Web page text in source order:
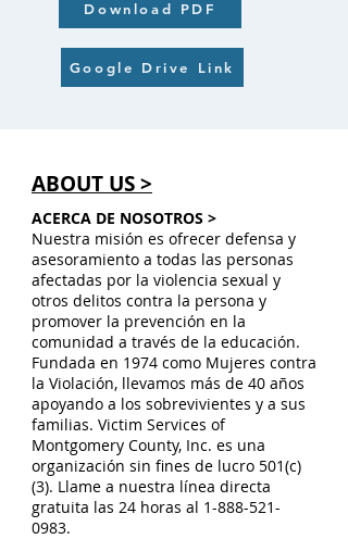
Download PDF
Google Drive Link
ABOUT US >
ACERCA DE NOSOTROS >
Nuestra misión es ofrecer defensa y
asesoramiento a todas las personas
afectadas por la violencia sexual y
otros delitos contra la persona y
promover la prevención en la
comunidad a través de la educación.
Fundada en 1974 como Mujeres contra
la Violación, llevamos más de 40 años
apoyando a los sobrevivientes y a sus
familias. Victim Services of
Montgomery County, Inc. es una
organización sin fines de lucro 501(c)
(3). Llame a nuestra línea directa
gratuita las 24 horas al 1-888-521-
0983.